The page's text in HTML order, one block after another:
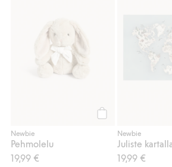
Newbie
Pehmolelu
19,99 €
Newbie
19,99 €